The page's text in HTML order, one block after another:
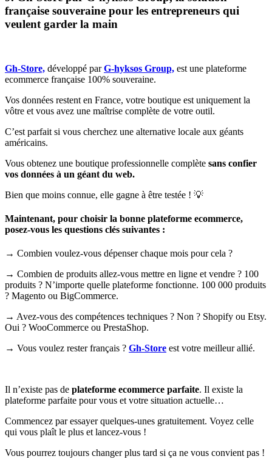
française souveraine pour les entrepreneurs qui
veulent garder la main
Gh-Store, développé parG-hyksos Group, est une plateforme
ecommerce française 100% souveraine.
Vos données restent en France, votre boutique est uniquement la
vôtre et vous avez une maîtrise complète de votre outil.
C’est parfait si vous cherchez une alternative locale aux géants
américains.
Vous obtenez une boutique professionnelle complète sans confier
vos données à un géant du web.
Bien que moins connue, elle gagne à être testée ! 💡
Maintenant, pour choisir la bonne plateforme ecommerce,
posez-vous les questions clés suivantes :
→ Combien voulez-vous dépenser chaque mois pour cela ?
→ Combien de produits allez-vous mettre en ligne et vendre ? 100
produits ? N’importe quelle plateforme fonctionne. 100 000 produits
? Magento ou BigCommerce.
→ Avez-vous des compétences techniques ? Non ? Shopify ou Etsy.
Oui ? WooCommerce ou PrestaShop.
→ Vous voulez rester français ? Gh-Store est votre meilleur allié.
Il n’existe pas de plateforme ecommerce parfaite. Il existe la
plateforme parfaite pour vous et votre situation actuelle…
Commencez par essayer quelques-unes gratuitement. Voyez celle
qui vous plaît le plus et lancez-vous !
Vous pourrez toujours changer plus tard si ça ne vous convient pas !